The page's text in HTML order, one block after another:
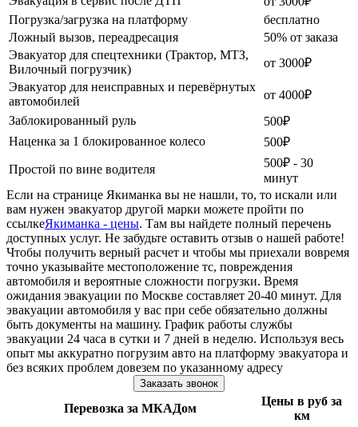
Погрузка/загрузка на платформу
бесплатно
Ложный вызов, переадресация
50% от заказа
Эвакуатор для спецтехники (Трактор, МТЗ,
Вилочный погрузчик)
от 3000₽
Эвакуатор для неисправных и перевёрнутых
автомобилей
от 4000₽
Заблокированный руль
500₽
Наценка за 1 блокированное колесо
500₽
Простой по вине водителя
500₽ - 30
минут
Если на странице Якиманка вы не нашли, то, то искали или
вам нужен эвакуатор другой марки можете пройти по
ссылкеЯкиманка - цены. Там вы найдете полный перечень
доступных услуг. Не забудьте оставить отзыв о нашей работе!
Чтобы получить верный расчет и чтобы мы приехали вовремя
точно указывайте местоположение тс, повреждения
автомобиля и вероятные сложности погрузки. Время
ожидания эвакуации по Москве составляет 20-40 минут. Для
эвакуации автомобиля у вас при себе обязательно должны
быть документы на машину. График работы службы
эвакуации 24 часа в сутки и 7 дней в неделю. Используя весь
опыт мы аккуратно погрузим авто на платформу эвакуатора и
без всяких проблем довезем по указанному адресу
Заказать звонок
Перевозка за МКАДом
Цены в руб за
км